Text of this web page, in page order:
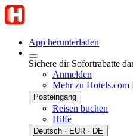
App herunterladen
Sichere dir Sofortrabatte
Anmelden
Mehr zu Hotels.com
Posteingang
Reisen buchen
Hilfe
Deutsch · EUR · DE